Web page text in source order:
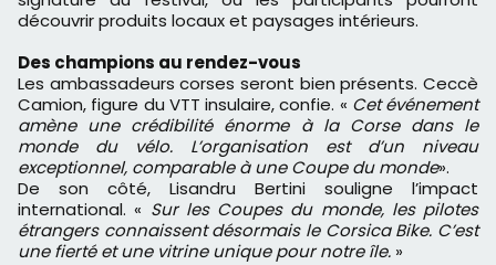
découvrir produits locaux et paysages intérieurs.
Des champions au rendez-vous
Les ambassadeurs corses seront bien présents. Ceccè
Camion, figure du VTT insulaire, confie. « Cet événement
amène une crédibilité énorme à la Corse dans le
monde du vélo. L’organisation est d’un niveau
exceptionnel, comparable à une Coupe du monde».
De son côté, Lisandru Bertini souligne l’impact
international. « Sur les Coupes du monde, les pilotes
étrangers connaissent désormais le Corsica Bike. C’est
une fierté et une vitrine unique pour notre île. »